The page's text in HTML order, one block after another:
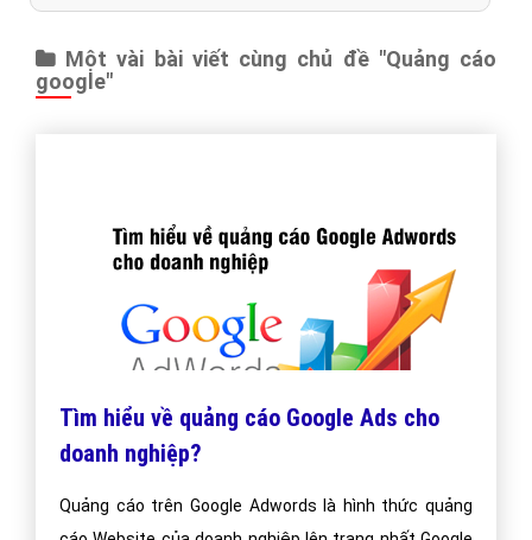
Một vài bài viết cùng chủ đề "Quảng cáo
google"
Tìm hiểu về quảng cáo Google Ads cho
doanh nghiệp?
Quảng cáo trên Google Adwords là hình thức quảng